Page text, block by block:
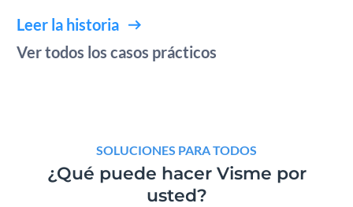
Leer la historia
Ver todos los casos prácticos
SOLUCIONES PARA TODOS
¿Qué puede hacer Visme por
usted?